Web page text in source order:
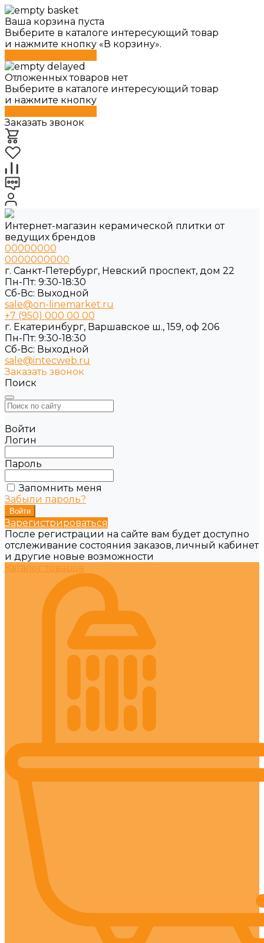
Ваша корзина пуста
Выберите в каталоге интересующий товар
и нажмите кнопку «В корзину».
Отложенных товаров нет
Выберите в каталоге интересующий товар
и нажмите кнопку
Заказать звонок
Интернет-магазин керамической плитки от
ведущих брендов
00000000
0000000000
г. Санкт-Петербург, Невский проспект, дом 22
Пн-Пт: 9:30-18:30
Cб-Вс: Выходной
sale@on-linemarket.ru
+7 (950) 000 00 00
г. Екатеринбург, Варшавское ш., 159, оф 206
Пн-Пт: 9:30-18:30
Cб-Вс: Выходной
sale@intecweb.ru
Заказать звонок
Поиск
Войти
Логин
Пароль
Запомнить меня
Забыли пароль?
Зарегистрироваться
После регистрации на сайте вам будет доступно
отслеживание состояния заказов, личный кабинет
и другие новые возможности
Каталог товаров